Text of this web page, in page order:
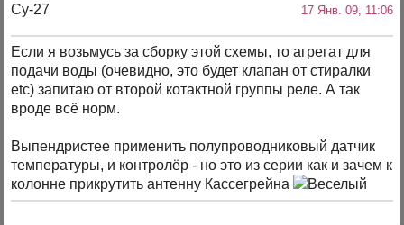
Су-27 17 Янв. 09, 11:06
Если я возьмусь за сборку этой схемы, то агрегат для
подачи воды (очевидно, это будет клапан от стиралки
etc) запитаю от второй котактной группы реле. А так
вроде всё норм.
Выпендристее применить полупроводниковый датчик
температуры, и контролёр - но это из серии как и зачем к
колонне прикрутить антенну Кассегрейна